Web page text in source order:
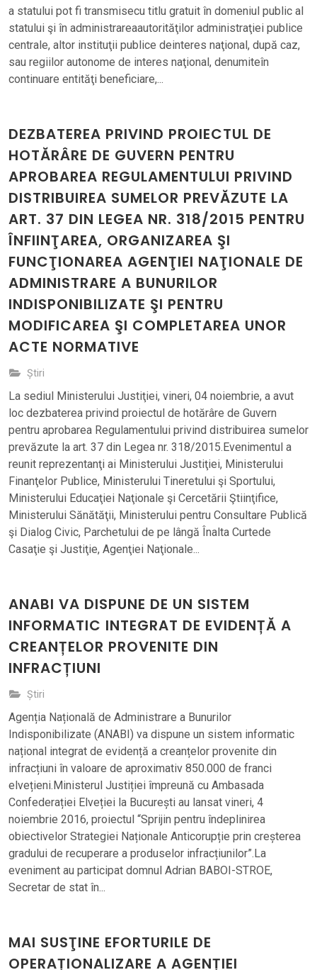
a statului pot fi transmisecu titlu gratuit în domeniul public al
statului şi în administrareaautorităţilor administraţiei publice
centrale, altor instituţii publice deinteres naţional, după caz,
sau regiilor autonome de interes naţional, denumiteîn
continuare entităţi beneficiare,...
DEZBATEREA PRIVIND PROIECTUL DE
HOTĂRÂRE DE GUVERN PENTRU
APROBAREA REGULAMENTULUI PRIVIND
DISTRIBUIREA SUMELOR PREVĂZUTE LA
ART. 37 DIN LEGEA NR. 318/2015 PENTRU
ÎNFIINŢAREA, ORGANIZAREA ŞI
FUNCŢIONAREA AGENŢIEI NAŢIONALE DE
ADMINISTRARE A BUNURILOR
INDISPONIBILIZATE ŞI PENTRU
MODIFICAREA ŞI COMPLETAREA UNOR
ACTE NORMATIVE
Știri
La sediul Ministerului Justiţiei, vineri, 04 noiembrie, a avut
loc dezbaterea privind proiectul de hotărâre de Guvern
pentru aprobarea Regulamentului privind distribuirea sumelor
prevăzute la art. 37 din Legea nr. 318/2015.Evenimentul a
reunit reprezentanţi ai Ministerului Justiţiei, Ministerului
Finanţelor Publice, Ministerului Tineretului şi Sportului,
Ministerului Educaţiei Naţionale şi Cercetării Ştiinţifice,
Ministerului Sănătăţii, Ministerului pentru Consultare Publică
şi Dialog Civic, Parchetului de pe lângă Înalta Curtede
Casaţie şi Justiţie, Agenţiei Naţionale...
ANABI VA DISPUNE DE UN SISTEM
INFORMATIC INTEGRAT DE EVIDENȚĂ A
CREANȚELOR PROVENITE DIN
INFRACȚIUNI
Știri
Agenția Națională de Administrare a Bunurilor
Indisponibilizate (ANABI) va dispune un sistem informatic
național integrat de evidență a creanțelor provenite din
infracțiuni în valoare de aproximativ 850.000 de franci
elvețieni.Ministerul Justiției împreună cu Ambasada
Confederației Elveției la București au lansat vineri, 4
noiembrie 2016, proiectul “Sprijin pentru îndeplinirea
obiectivelor Strategiei Naționale Anticorupție prin creșterea
gradului de recuperare a produselor infracțiunilor”.La
eveniment au participat domnul Adrian BABOI-STROE,
Secretar de stat în...
MAI SUSŢINE EFORTURILE DE
OPERAȚIONALIZARE A AGENȚIEI